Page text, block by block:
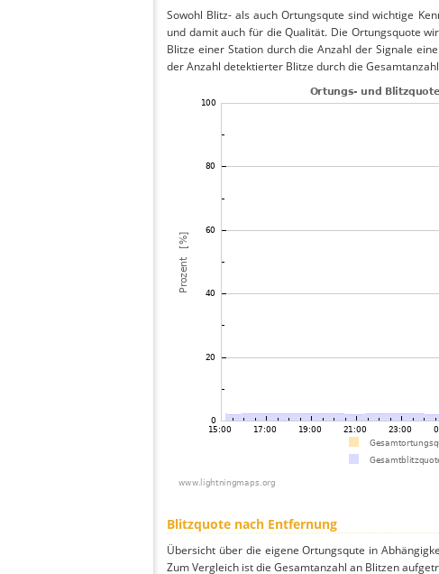
Sowohl Blitz- als auch Ortungsqute sind wichtige
und damit auch für die Qualität. Die Ortungsquote
Blitze einer Station durch die Anzahl der Signale
der Anzahl detektierter Blitze durch die
Blitzquote nach Entfernung
Übersicht über die eigene Ortungsqute in
Zum Vergleich ist die Gesamtanzahl an Blitzen